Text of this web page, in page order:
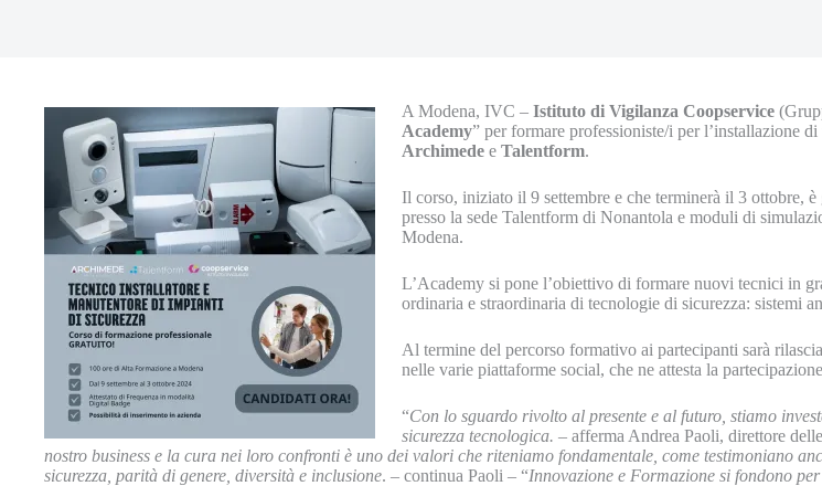
A Modena, IVC – Istituto di Vigilanza Coopservice
Academy” per formare professioniste/i per l’installazione
Archimede e Talentform.
Il corso, iniziato il 9 settembre e che terminerà il 3 ottobre,
presso la sede Talentform di Nonantola e moduli di
Modena.
L’Academy si pone l’obiettivo di formare nuovi tecnici in
ordinaria e straordinaria di tecnologie di sicurezza: sistemi
Al termine del percorso formativo ai partecipanti sarà
nelle varie piattaforme social, che ne attesta la
“Con lo sguardo rivolto al presente e al futuro, stiamo
sicurezza tecnologica. – afferma Andrea Paoli, direttore
nostro business e la cura nei loro confronti è uno dei valori che riteniamo fondamentale, come testimoniano
sicurezza, parità di genere, diversità e inclusione. – continua Paoli – “Innovazione e Formazione si fondono